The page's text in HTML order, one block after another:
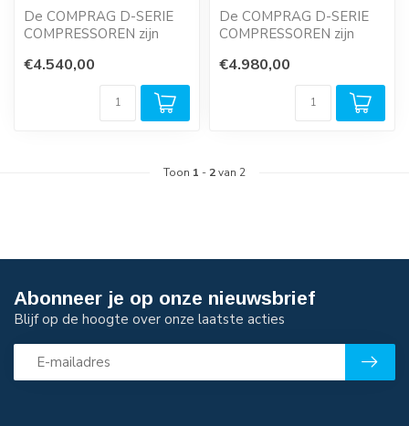
De COMPRAG D-SERIE
COMPRESSOREN zijn
schroefcompressoren
€4.540,00
De COMPRAG D-SERIE
COMPRESSOREN zijn
schroefcompressoren
€4.980,00
Toon 1 - 2van 2
Abonneer je op onze nieuwsbrief
Blijf op de hoogte over onze laatste acties